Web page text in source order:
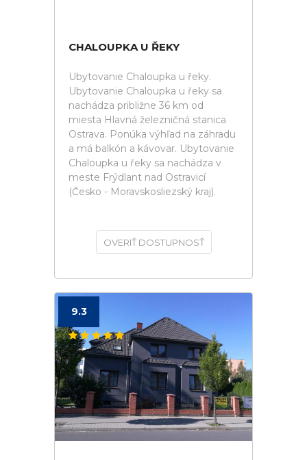
CHALOUPKA U ŘEKY
Ubytovanie Chaloupka u řeky.
Ubytovanie Chaloupka u řeky sa
nachádza približne 36 km od
miesta Hlavná železničná stanica
Ostrava. Ponúka výhľad na záhradu
a má balkón a kávovar. Ubytovanie
Chaloupka u řeky sa nachádza v
meste Frýdlant nad Ostravicí
(Česko - Moravskosliezský kraj).
OVERIŤ DOSTUPNOSŤ
9.3